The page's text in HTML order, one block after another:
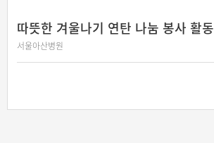
따뜻한 겨울나기 연탄 나눔 봉사 활동
서울아산병원